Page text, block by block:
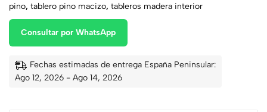
pino, tablero pino macizo, tableros madera interior
Consultar por WhatsApp
Fechas estimadas de entrega España Peninsular:
Ago 12, 2026 - Ago 14, 2026